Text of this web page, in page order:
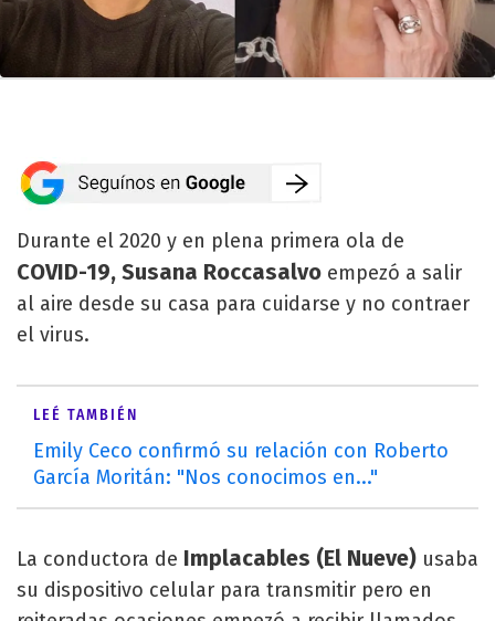
Durante el 2020 y en plena primera ola de
COVID-19, Susana Roccasalvo empezó a salir
al aire desde su casa para cuidarse y no contraer
el virus.
LEÉ TAMBIÉN
Emily Ceco confirmó su relación con Roberto
García Moritán: "Nos conocimos en..."
La conductora de Implacables (El Nueve) usaba
su dispositivo celular para transmitir pero en